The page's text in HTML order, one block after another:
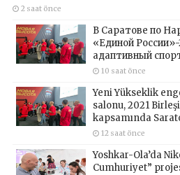
2 saat önce
В Саратове по
«Единой
адаптивный
10 saat önce
Yeni Yükseklik
salonu, 2021
kapsamında
12 saat önce
Yoshkar-Ola’da
Cumhuriyet”